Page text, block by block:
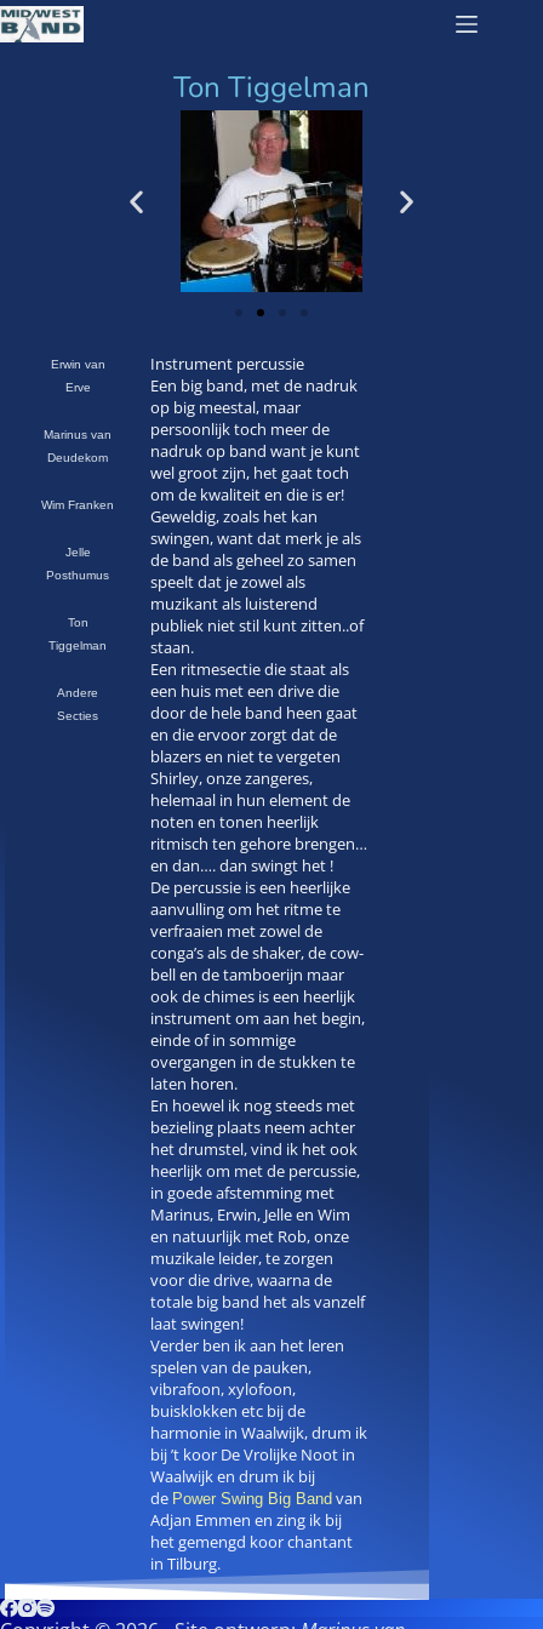
Ton Tiggelman
Erwin van
Erve
Marinus van
Deudekom
Wim Franken
Jelle
Posthumus
Ton
Tiggelman
Andere
Secties
Instrument percussie
Een big band, met de nadruk
op big meestal, maar
persoonlijk toch meer de
nadruk op band want je kunt
wel groot zijn, het gaat toch
om de kwaliteit en die is er!
Geweldig, zoals het kan
swingen, want dat merk je als
de band als geheel zo samen
speelt dat je zowel als
muzikant als luisterend
publiek niet stil kunt zitten..of
staan.
Een ritmesectie die staat als
een huis met een drive die
door de hele band heen gaat
en die ervoor zorgt dat de
blazers en niet te vergeten
Shirley, onze zangeres,
helemaal in hun element de
noten en tonen heerlijk
ritmisch ten gehore brengen…
en dan…. dan swingt het !
De percussie is een heerlijke
aanvulling om het ritme te
verfraaien met zowel de
conga’s als de shaker, de cow-
bell en de tamboerijn maar
ook de chimes is een heerlijk
instrument om aan het begin,
einde of in sommige
overgangen in de stukken te
laten horen.
En hoewel ik nog steeds met
bezieling plaats neem achter
het drumstel, vind ik het ook
heerlijk om met de percussie,
in goede afstemming met
Marinus, Erwin, Jelle en Wim
en natuurlijk met Rob, onze
muzikale leider, te zorgen
voor die drive, waarna de
totale big band het als vanzelf
laat swingen!
Verder ben ik aan het leren
spelen van de pauken,
vibrafoon, xylofoon,
buisklokken etc bij de
harmonie in Waalwijk, drum ik
bij ’t koor De Vrolijke Noot in
Waalwijk en drum ik bij
de Power Swing Big Band van
Adjan Emmen en zing ik bij
het gemengd koor chantant
in Tilburg.